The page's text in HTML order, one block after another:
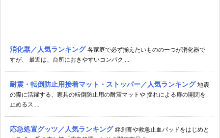
消化器／人気ランキング 各家庭で必ず揃えたいものの一つが消化器で
すが、 最近は、台所におきやすいコンパク ...
耐震・転倒防止用接着マット・ストッパー／人気ランキング 地震
の際に活躍する、家具の転倒防止用の耐震マットや 揺れによる扉の開閉を
止めるス ...
応急処置グッツ／人気ランキング 絆創膏や救急止血パッドをはじめと